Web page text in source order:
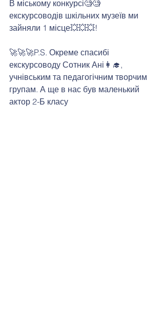
В міському конкурсі🧐🧐
екскурсоводів шкільних музеїв ми
зайняли 1 місце💥💥💥!
🚀🚀🚀P.S. Окреме спасибі
екскурсоводу Сотник Ані👩‍🎓,
учнівським та педагогічним творчим
групам. А ще в нас був маленький
актор 2-Б класу